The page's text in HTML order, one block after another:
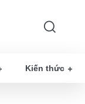
Kiến thức